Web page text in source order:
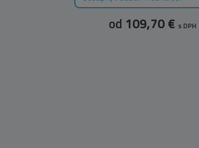
od 109,70 € s DPH